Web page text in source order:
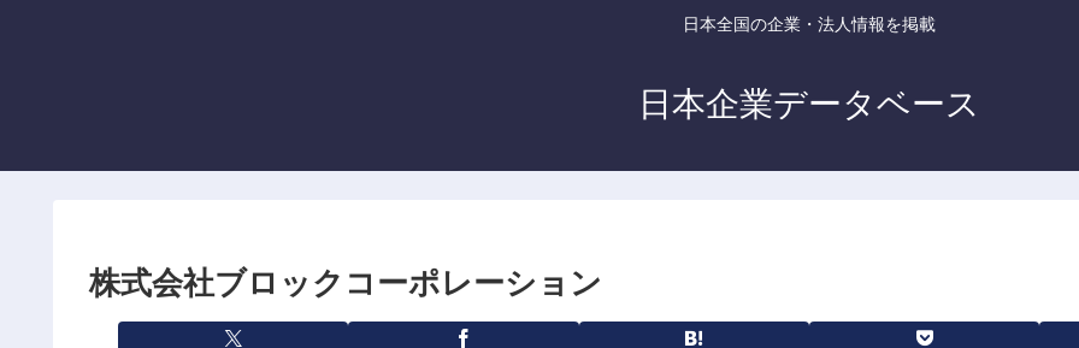
日本全国の企業・法人情報を掲載
日本企業データベース
株式会社ブロックコーポレーション